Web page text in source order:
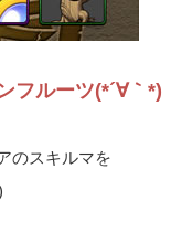
フルーツ(*´∀｀*)
のスキルマを